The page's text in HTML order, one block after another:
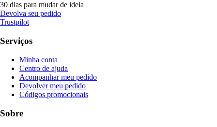
30 dias para mudar de ideia
Devolva seu pedido
Trustpilot
Serviços
Minha conta
Centro de ajuda
Acompanhar meu pedido
Devolver meu pedido
Códigos promocionais
Sobre